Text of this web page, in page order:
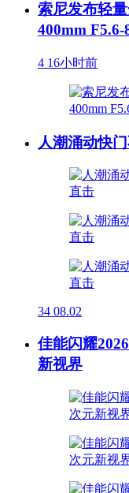
索尼发布轻
400mm F5.6-
4 16小时前
人潮涌动快
34 08.02
佳能闪耀
新视界